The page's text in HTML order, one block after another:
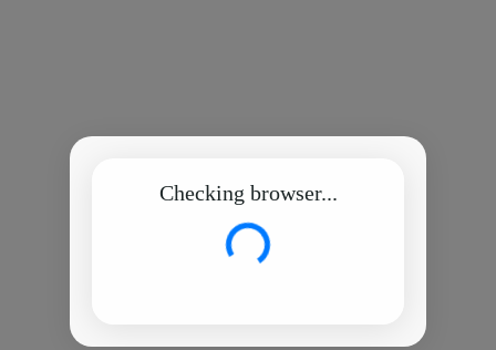
Checking browser...